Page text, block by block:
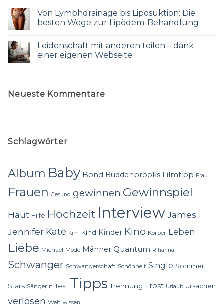
Von Lymphdrainage bis Liposuktion: Die
besten Wege zur Lipödem-Behandlung
Leidenschaft mit anderen teilen – dank
einer eigenen Webseite
Neueste Kommentare
Schlagwörter
Album Baby Bond Buddenbrooks Filmtipp Frau
Frauen Gesund gewinnen Gewinnspiel
Haut Hilfe Hochzeit InterviewJames
Jennifer Kate Kim Kind Kinder Kino Körper Leben
Liebe Michael Mode Männer Quantum Rihanna
Schwanger Schwangerschaft Schönheit Single Sommer
Stars Sängerin Test Tipps Trennung Trost Urlaub Ursachen
verlosen Welt wissen